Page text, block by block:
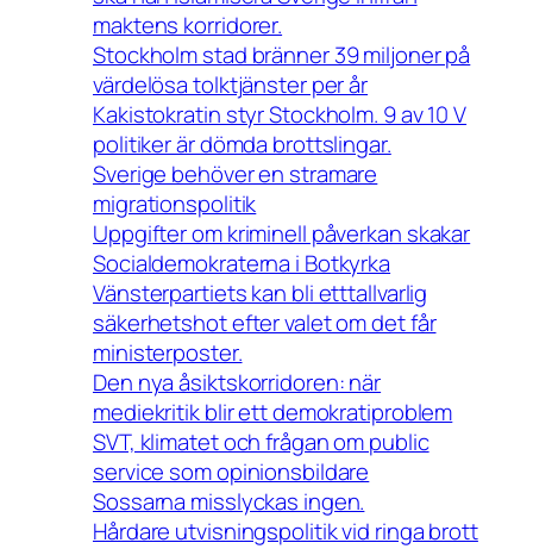
maktens korridorer.
Stockholm stad bränner 39 miljoner på
värdelösa tolktjänster per år
Kakistokratin styr Stockholm. 9 av 10 V
politiker är dömda brottslingar.
Sverige behöver en stramare
migrationspolitik
Uppgifter om kriminell påverkan skakar
Socialdemokraterna i Botkyrka
Vänsterpartiets kan bli etttallvarlig
säkerhetshot efter valet om det får
ministerposter.
Den nya åsiktskorridoren: när
mediekritik blir ett demokratiproblem
SVT, klimatet och frågan om public
service som opinionsbildare
Sossarna misslyckas ingen.
Hårdare utvisningspolitik vid ringa brott